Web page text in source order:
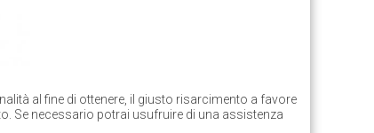
al fine di ottenere, il giusto risarcimento a favore
Se necessario potrai usufruire di una assistenza